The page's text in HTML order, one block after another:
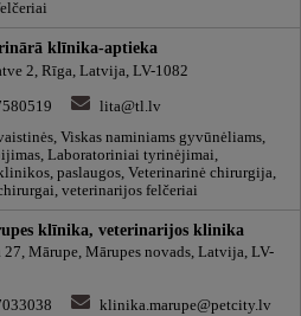
klīnika-aptieka
2, Rīga, Latvija, LV-1082
lita@tl.lv
Viskas naminiams gyvūnėliams,
Laboratoriniai tyrinėjimai,
paslaugos, Veterinarinė chirurgija,
veterinarijos felčeriai
klīnika, veterinarijos klinika
27, Mārupe, Mārupes novads, Latvija, LV-
klinika.marupe@petcity.lv